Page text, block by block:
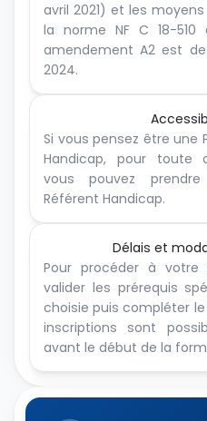
avril 2021) et les
la norme NF C 18-510
amendement A2 est
2024.
Si vous pensez être une
Handicap, pour toute
vous pouvez
Référent Handicap.
Délais et
Pour procéder à votre
valider les prérequis
choisie puis compléter
inscriptions sont
avant le début de la